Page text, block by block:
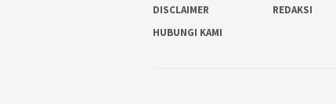
DISCLAIMER REDAKSI
HUBUNGI KAMI